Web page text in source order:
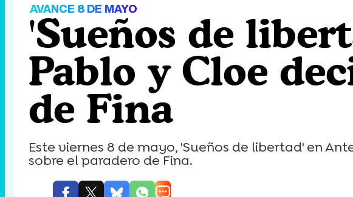
AVANCE 8 DE MAYO
'Sueños de
Pablo y Cloe
de Fina
Este viernes 8 de mayo, 'Sueños de libertad' en
sobre el paradero de Fina.